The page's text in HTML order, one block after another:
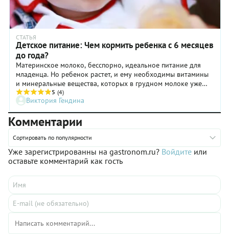
СТАТЬЯ
Детское питание: Чем кормить ребенка с 6 месяцев
до года?
Материнское молоко, бесспорно, идеальное питание для
младенца. Но ребенок растет, и ему необходимы витамины
и минеральные вещества, которых в грудном молоке уже
недостаточно.
5 (4)
Виктория Гендина
Комментарии
Сортировать по популярности
Уже зарегистрированны на gastronom.ru? Войдите или
оставьте комментарий как гость